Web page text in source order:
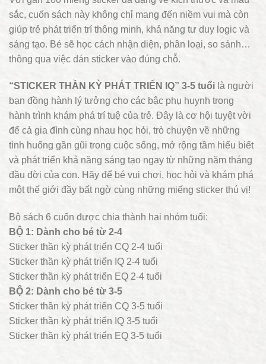
sắc, cuốn sách này không chỉ mang đến niềm vui mà còn
giúp trẻ phát triển trí thông minh, khả năng tư duy logic và
sáng tạo. Bé sẽ học cách nhận diện, phân loại, so sánh…
thông qua việc dán sticker vào đúng chỗ.
“STICKER THẦN KỲ PHÁT TRIỂN IQ” 3-5 tuổi là người
bạn đồng hành lý tưởng cho các bậc phụ huynh trong
hành trình khám phá trí tuệ của trẻ. Đây là cơ hội tuyệt vời
để cả gia đình cùng nhau học hỏi, trò chuyện về những
tình huống gần gũi trong cuộc sống, mở rộng tầm hiểu biết
và phát triển khả năng sáng tạo ngay từ những năm tháng
đầu đời của con. Hãy để bé vui chơi, học hỏi và khám phá
một thế giới đầy bất ngờ cùng những miếng sticker thú vị!
Bộ sách 6 cuốn được chia thành hai nhóm tuổi:
BỘ 1: Dành cho bé từ 2-4
Sticker thần kỳ phát triển CQ 2-4 tuổi
Sticker thần kỳ phát triển IQ 2-4 tuổi
Sticker thần kỳ phát triển EQ 2-4 tuổi
BỘ 2: Dành cho bé từ 3-5
Sticker thần kỳ phát triển CQ 3-5 tuổi
Sticker thần kỳ phát triển IQ 3-5 tuổi
Sticker thần kỳ phát triển EQ 3-5 tuổi